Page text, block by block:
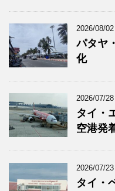
2026/08/02
パタヤ
化
2026/07/28
タイ・
空港発
2026/07/23
タイ・